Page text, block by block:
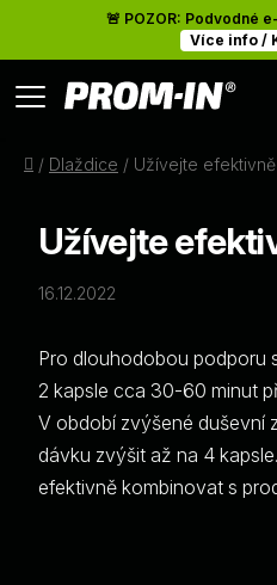
🚨 POZOR: Podvodné
Více info /
Domů
/ Dlaždice / Užívejte efektivně
Užívejte
16.12.2022
Pro dlouhodobou podporu
2 kapsle cca 30-60 minut
V období zvýšené duševní
dávku zvýšit až na 4
efektivně kombinovat s